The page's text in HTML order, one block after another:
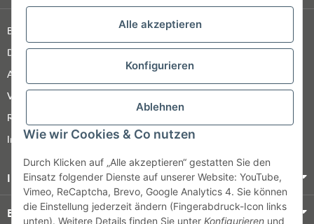
Alle akzeptieren
Konfigurieren
Ablehnen
Wie wir Cookies & Co nutzen
Durch Klicken auf „Alle akzeptieren“ gestatten Sie den
Einsatz folgender Dienste auf unserer Website: YouTube,
Vimeo, ReCaptcha, Brevo, Google Analytics 4. Sie können
die Einstellung jederzeit ändern (Fingerabdruck-Icon links
unten). Weitere Details finden Sie unter Konfigurieren und
Barrierefreiheitserklärung
Datenschutz
AGB
Versandinformationen
Retour
Impressum
Informationen
Bezahlung & Versand